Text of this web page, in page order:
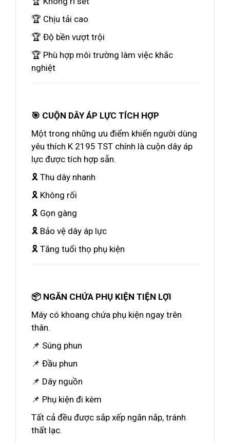
🏆 Chịu tải cao
🏆 Độ bền vượt trội
🏆 Phù hợp môi trường làm việc khắc
nghiệt
🎯 CUỘN DÂY ÁP LỰC TÍCH HỢP
Một trong những ưu điểm khiến người dùng
yêu thích K 2195 TST chính là cuộn dây áp
lực được tích hợp sẵn.
🎗 Thu dây nhanh
🎗 Không rối
🎗 Gọn gàng
🎗 Bảo vệ dây áp lực
🎗 Tăng tuổi thọ phụ kiện
📦 NGĂN CHỨA PHỤ KIỆN TIỆN LỢI
Máy có khoang chứa phụ kiện ngay trên
thân.
📌 Súng phun
📌 Đầu phun
📌 Dây nguồn
📌 Phụ kiện đi kèm
Tất cả đều được sắp xếp ngăn nắp, tránh
thất lạc.